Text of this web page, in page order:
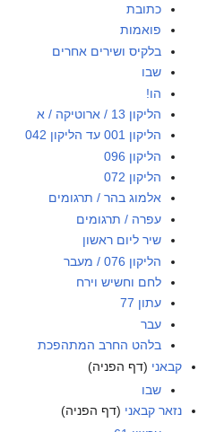
כתובת
פואמות
בלקיס ושירים אחרים
שבו
הו!
הליקון 13 / ארוטיקה / א
הליקון 001 עד הליקון 042
הליקון 096
הליקון 072
אלמוג בהר / תרגומים
עפרה / תרגומים
שיר ליום ראשון
הליקון 076 / מעבר
לחם וחשיש וירח
עתון 77
עבר
בלהט החרב המתהפכת
קבאני (דף הפניה)
שבו
נזאר קבאני (דף הפניה)